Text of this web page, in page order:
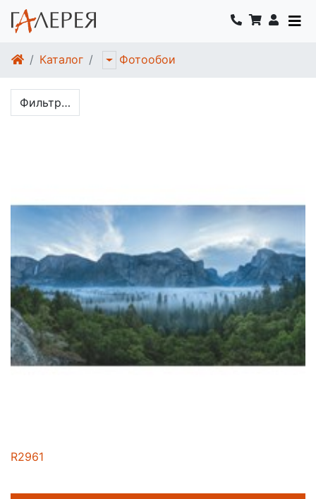
Каталог Фотообои
Фильтр…
R2961